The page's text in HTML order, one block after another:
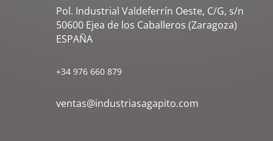
Pol. Industrial Valdeferrín Oeste, C/G, s/n
50600 Ejea de los Caballeros (Zaragoza)
ESPAÑA
+34 976 660 879
ventas@industriasagapito.com